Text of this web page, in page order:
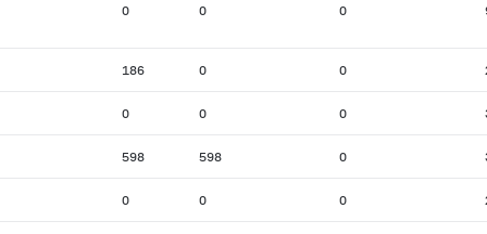
0 0 0
186 0 0
0 0 0
598 598 0
0 0 0